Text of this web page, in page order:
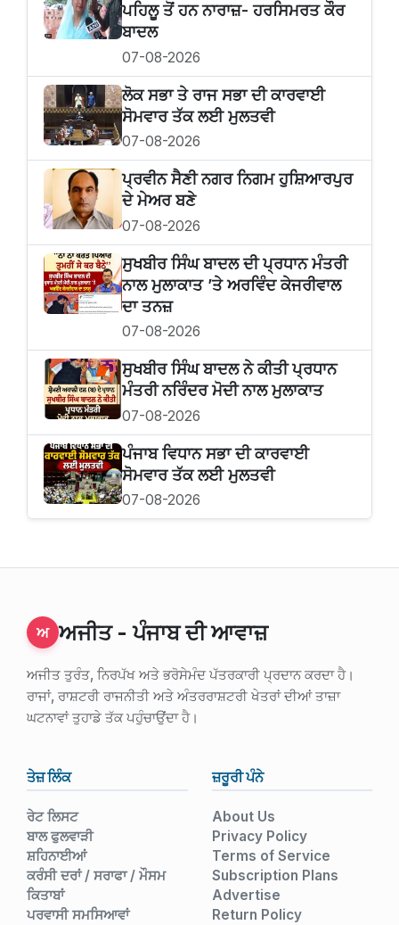
ਪਹਿਲੂ ਤੋਂ ਹਨ ਨਾਰਾਜ਼- ਹਰਸਿਮਰਤ ਕੌਰ
ਬਾਦਲ
07-08-2026
ਲੋਕ ਸਭਾ ਤੇ ਰਾਜ ਸਭਾ ਦੀ ਕਾਰਵਾਈ
ਸੋਮਵਾਰ ਤੱਕ ਲਈ ਮੁਲਤਵੀ
07-08-2026
ਪ੍ਰਵੀਨ ਸੈਣੀ ਨਗਰ ਨਿਗਮ ਹੁਸ਼ਿਆਰਪੁਰ
ਦੇ ਮੇਅਰ ਬਣੇ
07-08-2026
ਸੁਖਬੀਰ ਸਿੰਘ ਬਾਦਲ ਦੀ ਪ੍ਰਧਾਨ ਮੰਤਰੀ
ਨਾਲ ਮੁਲਾਕਾਤ ’ਤੇ ਅਰਵਿੰਦ ਕੇਜਰੀਵਾਲ
ਦਾ ਤਨਜ਼
07-08-2026
ਸੁਖਬੀਰ‌ ਸਿੰਘ ਬਾਦਲ ਨੇ ਕੀਤੀ ਪ੍ਰਧਾਨ
ਮੰਤਰੀ ਨਰਿੰਦਰ ਮੋਦੀ ਨਾਲ ਮੁਲਾਕਾਤ
07-08-2026
ਪੰਜਾਬ ਵਿਧਾਨ ਸਭਾ ਦੀ ਕਾਰਵਾਈ
ਸੋਮਵਾਰ ਤੱਕ ਲਈ ਮੁਲਤਵੀ
07-08-2026
ਅ ਅਜੀਤ - ਪੰਜਾਬ ਦੀ ਆਵਾਜ਼
ਅਜੀਤ ਤੁਰੰਤ, ਨਿਰਪੱਖ ਅਤੇ ਭਰੋਸੇਮੰਦ ਪੱਤਰਕਾਰੀ ਪ੍ਰਦਾਨ ਕਰਦਾ ਹੈ।
ਰਾਜਾਂ, ਰਾਸ਼ਟਰੀ ਰਾਜਨੀਤੀ ਅਤੇ ਅੰਤਰਰਾਸ਼ਟਰੀ ਖੇਤਰਾਂ ਦੀਆਂ ਤਾਜ਼ਾ
ਘਟਨਾਵਾਂ ਤੁਹਾਡੇ ਤੱਕ ਪਹੁੰਚਾਉਂਦਾ ਹੈ।
ਤੇਜ਼ ਲਿੰਕ
ਰੇਟ ਲਿਸਟ
ਬਾਲ ਫੁਲਵਾੜੀ
ਸ਼ਹਿਨਾਈਆਂ
ਕਰੰਸੀ ਦਰਾਂ / ਸਰਾਫਾ / ਮੌਸਮ
ਕਿਤਾਬਾਂ
ਪਰਵਾਸੀ ਸਮਸਿਆਵਾਂ
ਜ਼ਰੂਰੀ ਪੰਨੇ
About Us
Privacy Policy
Terms of Service
Subscription Plans
Advertise
Return Policy